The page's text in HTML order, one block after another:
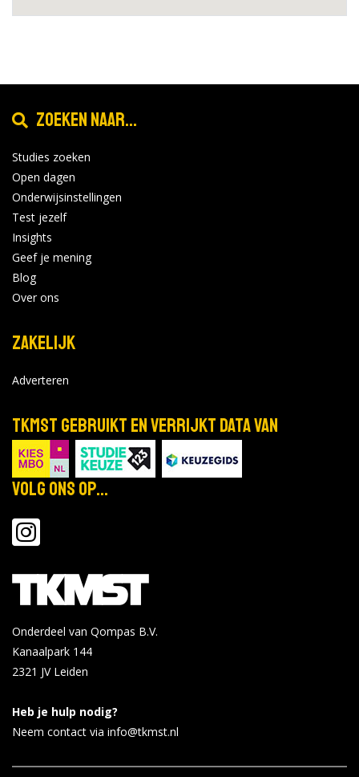
Zoeken naar...
Studies zoeken
Open dagen
Onderwijsinstellingen
Test jezelf
Insights
Geef je mening
Blog
Over ons
Zakelijk
Adverteren
TKMST gebruikt en verrijkt data van
Volg ons op...
Onderdeel van Qompas B.V.
Kanaalpark 144
2321 JV Leiden
Heb je hulp nodig?
Neem contact via info@tkmst.nl